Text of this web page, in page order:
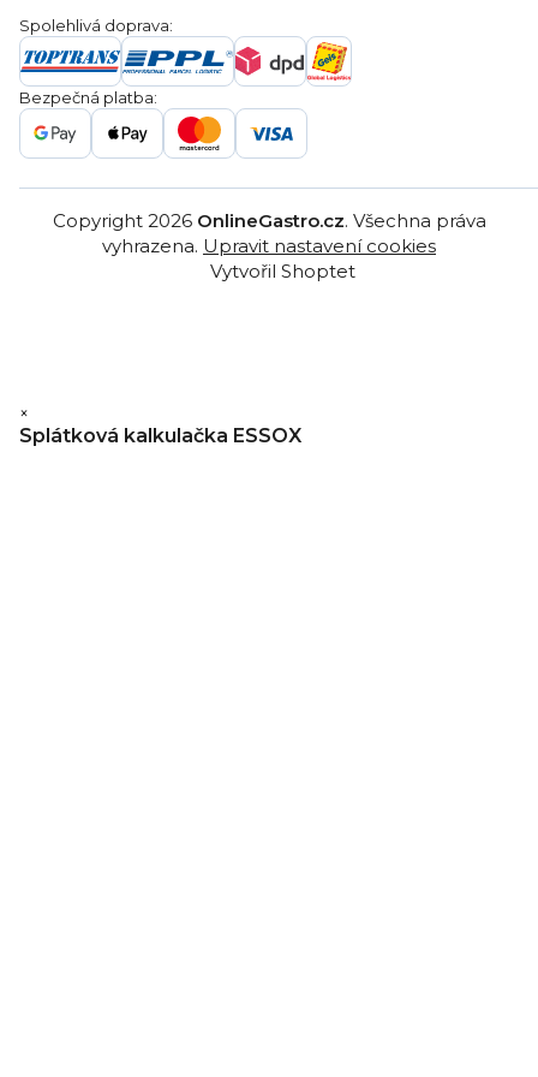
Ochrana osobních údajů
Reklamační řády
Servis a reklamace
Poptávka
Gastro projekty
Značky
Gastro velkoobchod
Spolehlivá doprava:
Bezpečná platba:
Vytvořil Shoptet
Copyright 2026 OnlineGastro.cz. Všechna práva
vyhrazena. Upravit nastavení cookies
×
Splátková kalkulačka ESSOX